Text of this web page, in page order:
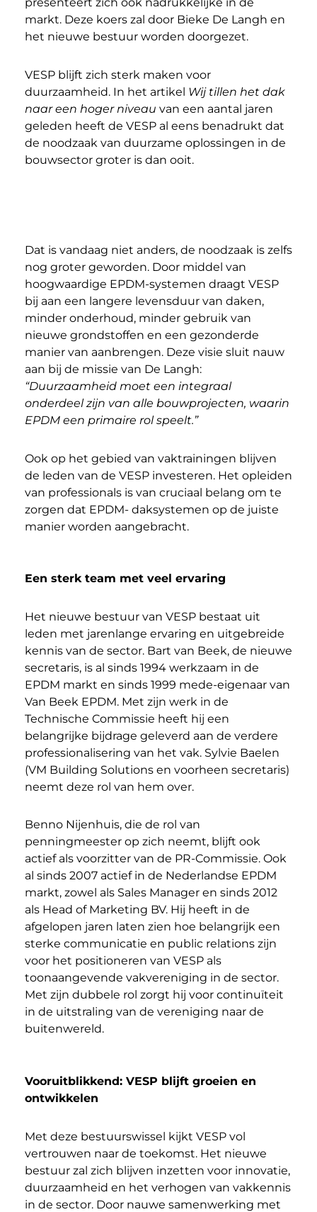
markt. Deze koers zal door Bieke De Langh en
het nieuwe bestuur worden doorgezet.
VESP blijft zich sterk maken voor
duurzaamheid. In het artikel Wij tillen het dak
naar een hoger niveau van een aantal jaren
geleden heeft de VESP al eens benadrukt dat
de noodzaak van duurzame oplossingen in de
bouwsector groter is dan ooit.
Dat is vandaag niet anders, de noodzaak is zelfs
nog groter geworden. Door middel van
hoogwaardige EPDM-systemen draagt VESP
bij aan een langere levensduur van daken,
minder onderhoud, minder gebruik van
nieuwe grondstoffen en een gezonderde
manier van aanbrengen. Deze visie sluit nauw
aan bij de missie van De Langh:
“Duurzaamheid moet een integraal
onderdeel zijn van alle bouwprojecten, waarin
EPDM een primaire rol speelt.”
Ook op het gebied van vaktrainingen blijven
de leden van de VESP investeren. Het opleiden
van professionals is van cruciaal belang om te
zorgen dat EPDM- daksystemen op de juiste
manier worden aangebracht.
Een sterk team met veel ervaring
Het nieuwe bestuur van VESP bestaat uit
leden met jarenlange ervaring en uitgebreide
kennis van de sector. Bart van Beek, de nieuwe
secretaris, is al sinds 1994 werkzaam in de
EPDM markt en sinds 1999 mede-eigenaar van
Van Beek EPDM. Met zijn werk in de
Technische Commissie heeft hij een
belangrijke bijdrage geleverd aan de verdere
professionalisering van het vak. Sylvie Baelen
(VM Building Solutions en voorheen secretaris)
neemt deze rol van hem over.
Benno Nijenhuis, die de rol van
penningmeester op zich neemt, blijft ook
actief als voorzitter van de PR-Commissie. Ook
al sinds 2007 actief in de Nederlandse EPDM
markt, zowel als Sales Manager en sinds 2012
als Head of Marketing BV. Hij heeft in de
afgelopen jaren laten zien hoe belangrijk een
sterke communicatie en public relations zijn
voor het positioneren van VESP als
toonaangevende vakvereniging in de sector.
Met zijn dubbele rol zorgt hij voor continuïteit
in de uitstraling van de vereniging naar de
buitenwereld.
Vooruitblikkend: VESP blijft groeien en
ontwikkelen
Met deze bestuurswissel kijkt VESP vol
vertrouwen naar de toekomst. Het nieuwe
bestuur zal zich blijven inzetten voor innovatie,
duurzaamheid en het verhogen van vakkennis
in de sector. Door nauwe samenwerking met